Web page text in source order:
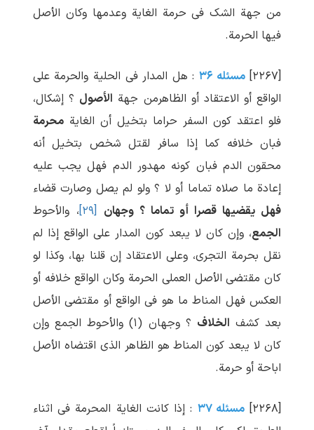
من جهة الشک فی حرمة الغایة وعدمها وکان الأصل
فیها الحرمة.
[۲۲۶۷] مسئله ۳۶
: هل المدار فی الحلیة والحرمة علی
الواقع أو الاعتقاد أو الظاهرمن جهة الأصول ؟ إشکال،
فلو اعتقد کون السفر حراما بتخیل أن الغایةمحرمة
فبان خلافه کما إذا سافر لقتل شخص بتخیل أنه
محقون الدم فبان کونه مهدور الدم فهل یجب علیه
إعادة ما صلاه تماما أو لا ؟ ولو لم یصل وصارت قضاء
فهل یقضیها قصرا أو تماما ؟ وجهان [۲۹]
، والأحوط
الجمع، وإن کان لا یبعد کون المدار علی الواقع إذا لم
نقل بحرمة التجری، وعلی الاعتقاد إن قلنا بها، وکذا لو
کان مقتضی الأصل العملی الحرمة وکان الواقع خلافه أو
العکس فهل المناط ما هو فی الواقع أو مقتضی الأصل
بعد کشف الخلاف
؟ وجهان (۱) والأحوط الجمع وإن
کان لا یبعد کون المناط هو الظاهر الذی اقتضاه الأصل
اباحة أو حرمة.
[۲۲۶۸] مسئله ۳۷
: إذا کانت الغایة المحرمة فی اثناء